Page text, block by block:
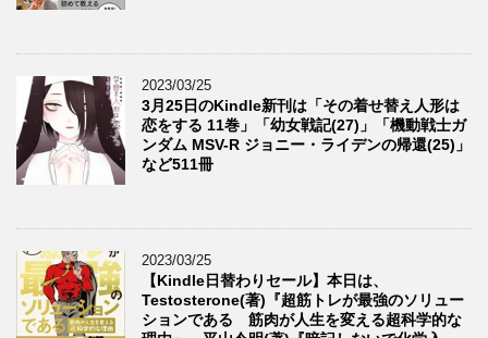
2023/03/25
3月25日のKindle新刊は「その着せ替え人形は
恋をする 11巻」「幼女戦記(27)」「機動戦士ガ
ンダム MSV-R ジョニー・ライデンの帰還(25)」
など511冊
2023/03/25
【Kindle日替わりセール】本日は、
Testosterone(著)『超筋トレが最強のソリュー
ションである 筋肉が人生を変える超科学的な